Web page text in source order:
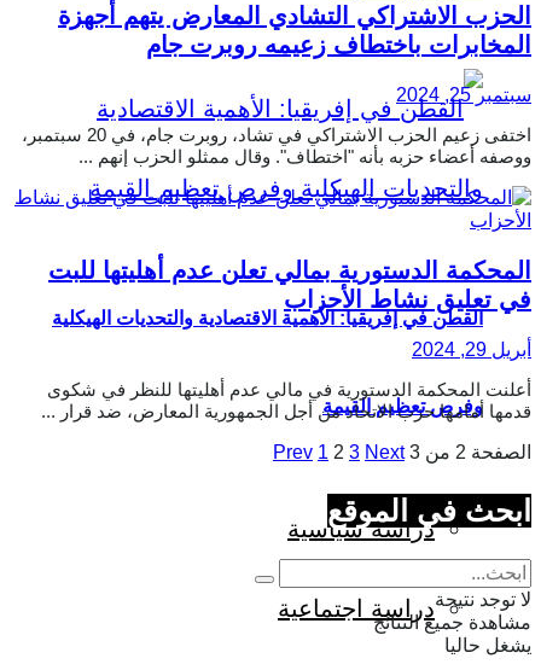
القطن في إفريقيا: الأهمية الاقتصادية والتحديات الهيكلية
وفرص تعظيم القيمة
دراسة سياسية
دراسة اجتماعية
الحزب الاشتراكي التشادي المعارض يتهم أجهزة
المخابرات باختطاف زعيمه روبرت جام
سبتمبر 25, 2024
اختفى زعيم الحزب الاشتراكي في تشاد، روبرت جام، في 20 سبتمبر،
ووصفه أعضاء حزبه بأنه "اختطاف". وقال ممثلو الحزب إنهم ...
المحكمة الدستورية بمالي تعلن عدم أهليتها للبت
في تعليق نشاط الأحزاب
أبريل 29, 2024
أعلنت المحكمة الدستورية في مالي عدم أهليتها للنظر في شكوى
قدمها أمامها حزب الاتحاد من أجل الجمهورية المعارض، ضد قرار ...
الصفحة 2 من 3
Prev 1 2 3 Next
ابحث في الموقع
لا توجد نتيجة
مشاهدة جميع النتائج
يشغل حاليا